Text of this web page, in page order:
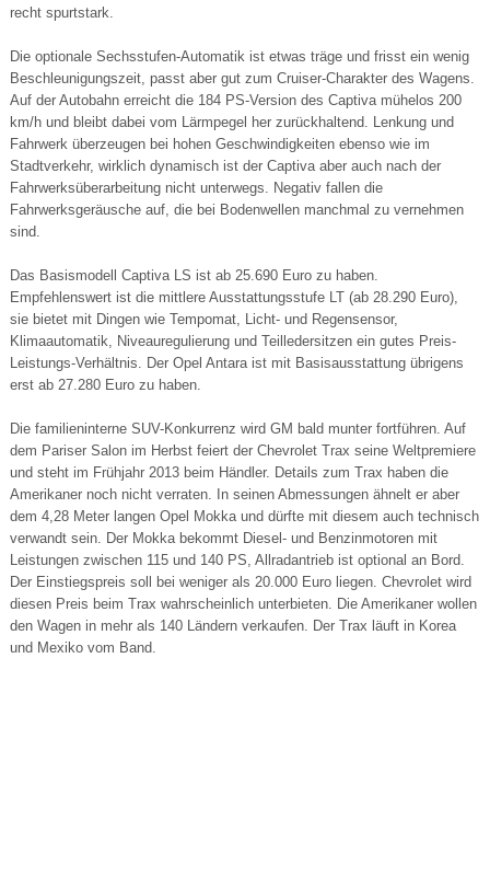
recht spurtstark.
Die optionale Sechsstufen-Automatik ist etwas träge und frisst ein wenig
Beschleunigungszeit, passt aber gut zum Cruiser-Charakter des Wagens.
Auf der Autobahn erreicht die 184 PS-Version des Captiva mühelos 200
km/h und bleibt dabei vom Lärmpegel her zurückhaltend. Lenkung und
Fahrwerk überzeugen bei hohen Geschwindigkeiten ebenso wie im
Stadtverkehr, wirklich dynamisch ist der Captiva aber auch nach der
Fahrwerksüberarbeitung nicht unterwegs. Negativ fallen die
Fahrwerksgeräusche auf, die bei Bodenwellen manchmal zu vernehmen
sind.
Das Basismodell Captiva LS ist ab 25.690 Euro zu haben.
Empfehlenswert ist die mittlere Ausstattungsstufe LT (ab 28.290 Euro),
sie bietet mit Dingen wie Tempomat, Licht- und Regensensor,
Klimaautomatik, Niveauregulierung und Teilledersitzen ein gutes Preis-
Leistungs-Verhältnis. Der Opel Antara ist mit Basisausstattung übrigens
erst ab 27.280 Euro zu haben.
Die familieninterne SUV-Konkurrenz wird GM bald munter fortführen. Auf
dem Pariser Salon im Herbst feiert der Chevrolet Trax seine Weltpremiere
und steht im Frühjahr 2013 beim Händler. Details zum Trax haben die
Amerikaner noch nicht verraten. In seinen Abmessungen ähnelt er aber
dem 4,28 Meter langen Opel Mokka und dürfte mit diesem auch technisch
verwandt sein. Der Mokka bekommt Diesel- und Benzinmotoren mit
Leistungen zwischen 115 und 140 PS, Allradantrieb ist optional an Bord.
Der Einstiegspreis soll bei weniger als 20.000 Euro liegen. Chevrolet wird
diesen Preis beim Trax wahrscheinlich unterbieten. Die Amerikaner wollen
den Wagen in mehr als 140 Ländern verkaufen. Der Trax läuft in Korea
und Mexiko vom Band.